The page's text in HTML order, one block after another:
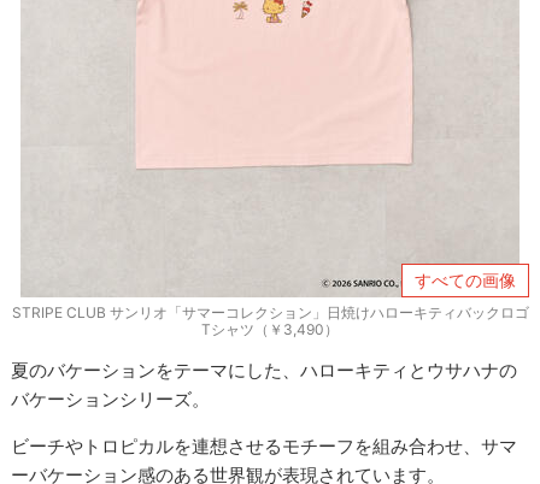
すべての画像
STRIPE CLUB サンリオ「サマーコレクション」日焼けハローキティバックロゴ
Tシャツ（￥3,490）
夏のバケーションをテーマにした、ハローキティとウサハナの
バケーションシリーズ。
ビーチやトロピカルを連想させるモチーフを組み合わせ、サマ
ーバケーション感のある世界観が表現されています。